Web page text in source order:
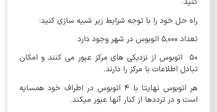
راه حل خود را با توجه شرایط زیر شبیه سازی کنید:
تعداد 5,000 اتوبوس در شهر وجود دارد
50 اتوبوس از نزدیکی های مرکز عبور می کنند و امکان
تبادل اطلاعات با مرکز را دارند.
هر اتوبوس نهایتا با 4 اتوبوس در اطراف خود همسایه
است و در ترددها از کنار آنها عبور میکند.